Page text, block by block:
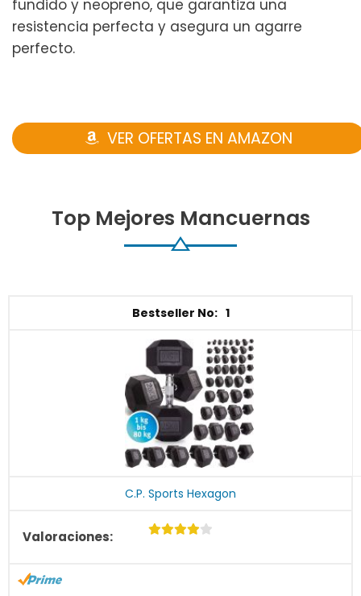
fundido y neopreno, que garantiza una
resistencia perfecta y asegura un agarre
perfecto.
VER OFERTAS EN AMAZON
Top Mejores Mancuernas
1
C.P. Sports Hexagon